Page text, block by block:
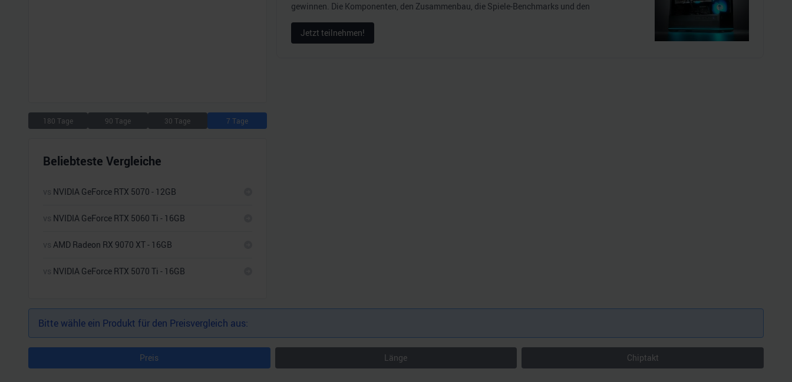
180 Tage 90 Tage 30 Tage 7 Tage
Beliebteste Vergleiche
vs NVIDIA GeForce RTX 5070 - 12GB
vs NVIDIA GeForce RTX 5060 Ti - 16GB
vs AMD Radeon RX 9070 XT - 16GB
vs NVIDIA GeForce RTX 5070 Ti - 16GB
gewinnen. Die Komponenten, den Zusammenbau, die Spiele-Benchmarks und den
Jetzt teilnehmen!
Bitte wähle ein Produkt für den Preisvergleich aus:
Preis Länge Chiptakt